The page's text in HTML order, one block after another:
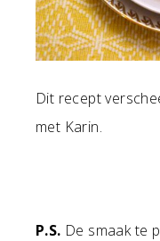
Dit recept
met Karin.
P.S. De smaak te